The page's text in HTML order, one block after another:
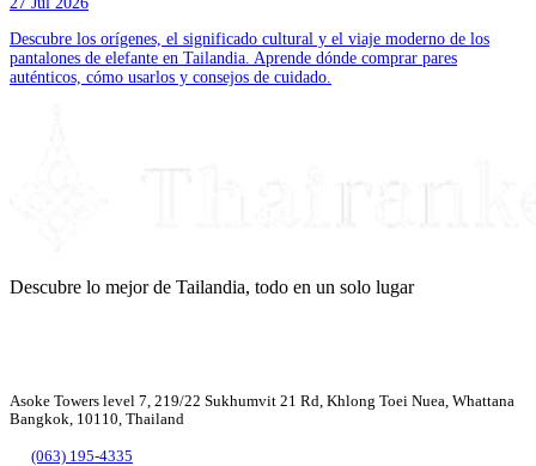
Descubre los orígenes, el significado cultural y el viaje moderno de los
pantalones de elefante en Tailandia. Aprende dónde comprar pares
auténticos, cómo usarlos y consejos de cuidado.
Descubre lo mejor de Tailandia, todo en un solo lugar
Asoke Towers level 7, 219/22 Sukhumvit 21 Rd, Khlong Toei Nuea, Whattana
Bangkok, 10110, Thailand
(063) 195-4335